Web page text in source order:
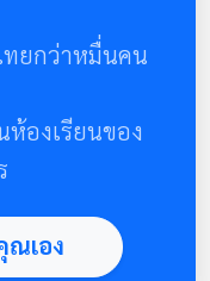
ทยกว่าหมื่นคน
ห้องเรียนของ
เอง